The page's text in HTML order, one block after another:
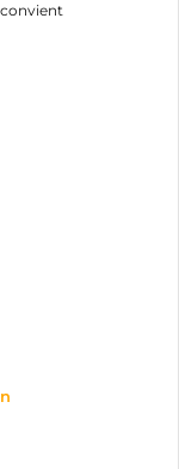
des produits